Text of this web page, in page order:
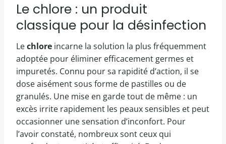
Le chlore : un produit
classique pour la désinfection
Lechlore incarne la solution la plus fréquemment
adoptée pour éliminer efficacement germes et
impuretés. Connu pour sa rapidité d’action, il se
dose aisément sous forme de pastilles ou de
granulés. Une mise en garde tout de même : un
excès irrite rapidement les peaux sensibles et peut
occasionner une sensation d’inconfort. Pour
l’avoir constaté, nombreux sont ceux qui